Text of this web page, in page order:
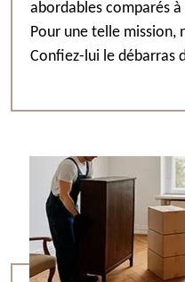
abordables comparés
Pour une telle mission,
Confiez-lui le débarras